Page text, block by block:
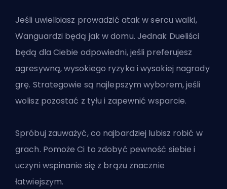
Jeśli uwielbiasz prowadzić atak w sercu walki,
Wanguardzi będą jak w domu. Jednak Dueliści
będą dla Ciebie odpowiedni, jeśli preferujesz
agresywną, wysokiego ryzyka i wysokiej nagrody
grę. Strategowie są najlepszym wyborem, jeśli
wolisz pozostać z tyłu i zapewnić wsparcie.
Spróbuj zauważyć, co najbardziej lubisz robić w
grach. Pomoże Ci to zdobyć pewność siebie i
uczyni wspinanie się z brązu znacznie
łatwiejszym.